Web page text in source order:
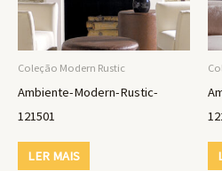
Coleção Modern Rustic
Ambiente-Modern-Rustic-
121501
LER MAIS